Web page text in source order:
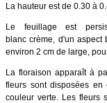
La hauteur est de 0.30 à
Le feuillage est
blanc crème, d'un aspect
environ 2 cm de large,
La floraison apparaît à
fleurs sont disposées
couleur verte. Les fleurs